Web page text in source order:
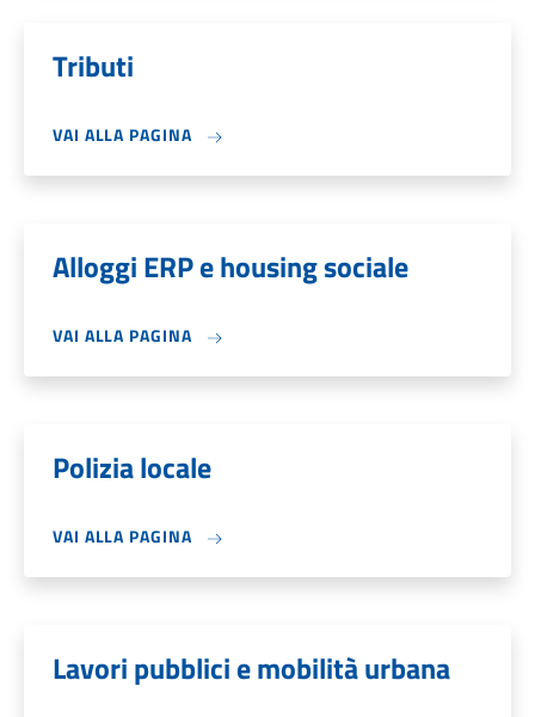
Tributi
VAI ALLA PAGINA
Alloggi ERP e housing sociale
VAI ALLA PAGINA
Polizia locale
VAI ALLA PAGINA
Lavori pubblici e mobilità urbana